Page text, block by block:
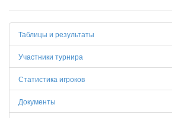
Таблицы и результаты
Участники турнира
Статистика игроков
Документы